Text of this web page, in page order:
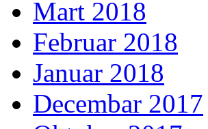
Mart 2018
Februar 2018
Januar 2018
Decembar 2017